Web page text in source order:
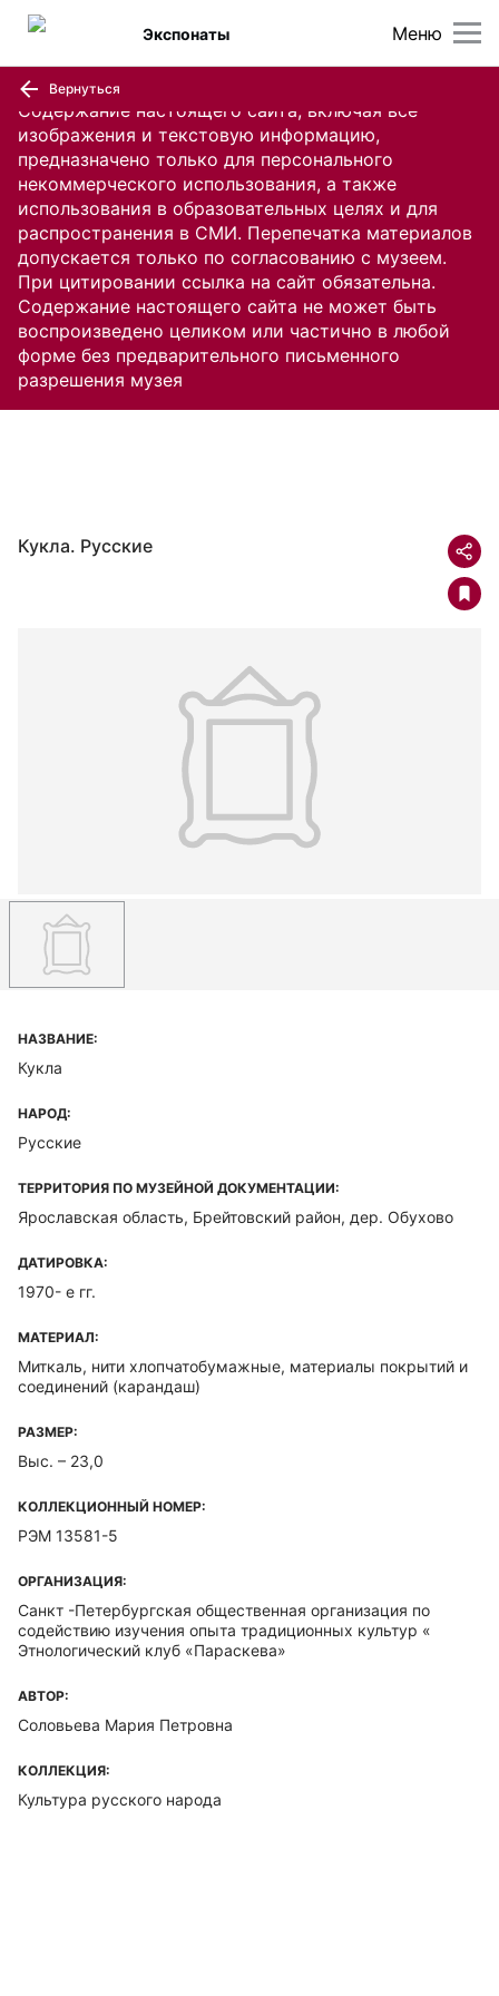
Содержание настоящего сайта, включая все
изображения и текстовую информацию,
предназначено только для персонального
некоммерческого использования, а также
использования в образовательных целях и для
распространения в СМИ. Перепечатка материалов
допускается только по согласованию с музеем.
При цитировании ссылка на сайт обязательна.
Содержание настоящего сайта не может быть
воспроизведено целиком или частично в любой
форме без предварительного письменного
разрешения музея
Меню
Экспонаты
Вернуться
Кукла. Русские
НАЗВАНИЕ:
Кукла
НАРОД:
Русские
ТЕРРИТОРИЯ ПО МУЗЕЙНОЙ ДОКУМЕНТАЦИИ:
Ярославская область, Брейтовский район, дер. Обухово
ДАТИРОВКА:
1970- е гг.
МАТЕРИАЛ:
Миткаль, нити хлопчатобумажные, материалы покрытий и
соединений (карандаш)
РАЗМЕР:
Выс. – 23,0
КОЛЛЕКЦИОННЫЙ НОМЕР:
РЭМ 13581-5
ОРГАНИЗАЦИЯ:
Санкт -Петербургская общественная организация по
содействию изучения опыта традиционных культур «
Этнологический клуб «Параскева»
АВТОР:
Соловьева Мария Петровна
КОЛЛЕКЦИЯ:
Культура русского народа